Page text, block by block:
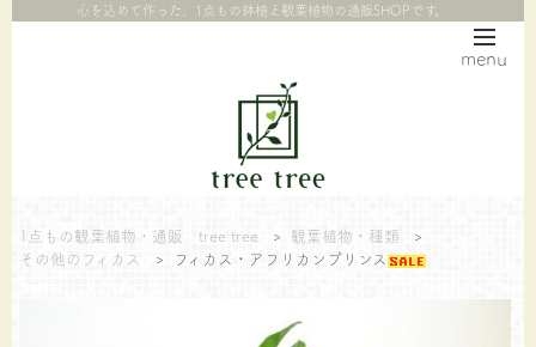
menu
心を込めて作った、1点もの鉢植え観葉植物の通販SHOPです。
1点もの観葉植物・通販 tree tree > 観葉植物・種類
>
その他のフィカス
> フィカス・アフリカンプリンス